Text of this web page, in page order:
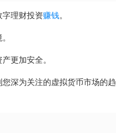
理财投资赚钱。
更加安全。
深为关注的虚拟货币市场的趋